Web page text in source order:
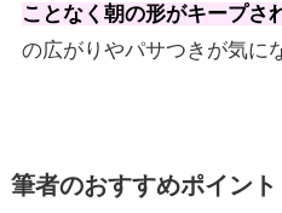
ことなく朝の形がキープさ
の広がりやパサつきが気に
筆者のおすすめポイント